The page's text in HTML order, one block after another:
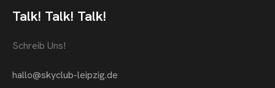
Talk! Talk! Talk!
Schreib Uns!
hallo@skyclub-leipzig.de